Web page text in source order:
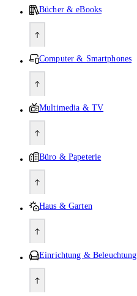
Bücher & eBooks
Computer & Smartphones
Multimedia & TV
Büro & Papeterie
Haus & Garten
Einrichtung & Beleuchtung